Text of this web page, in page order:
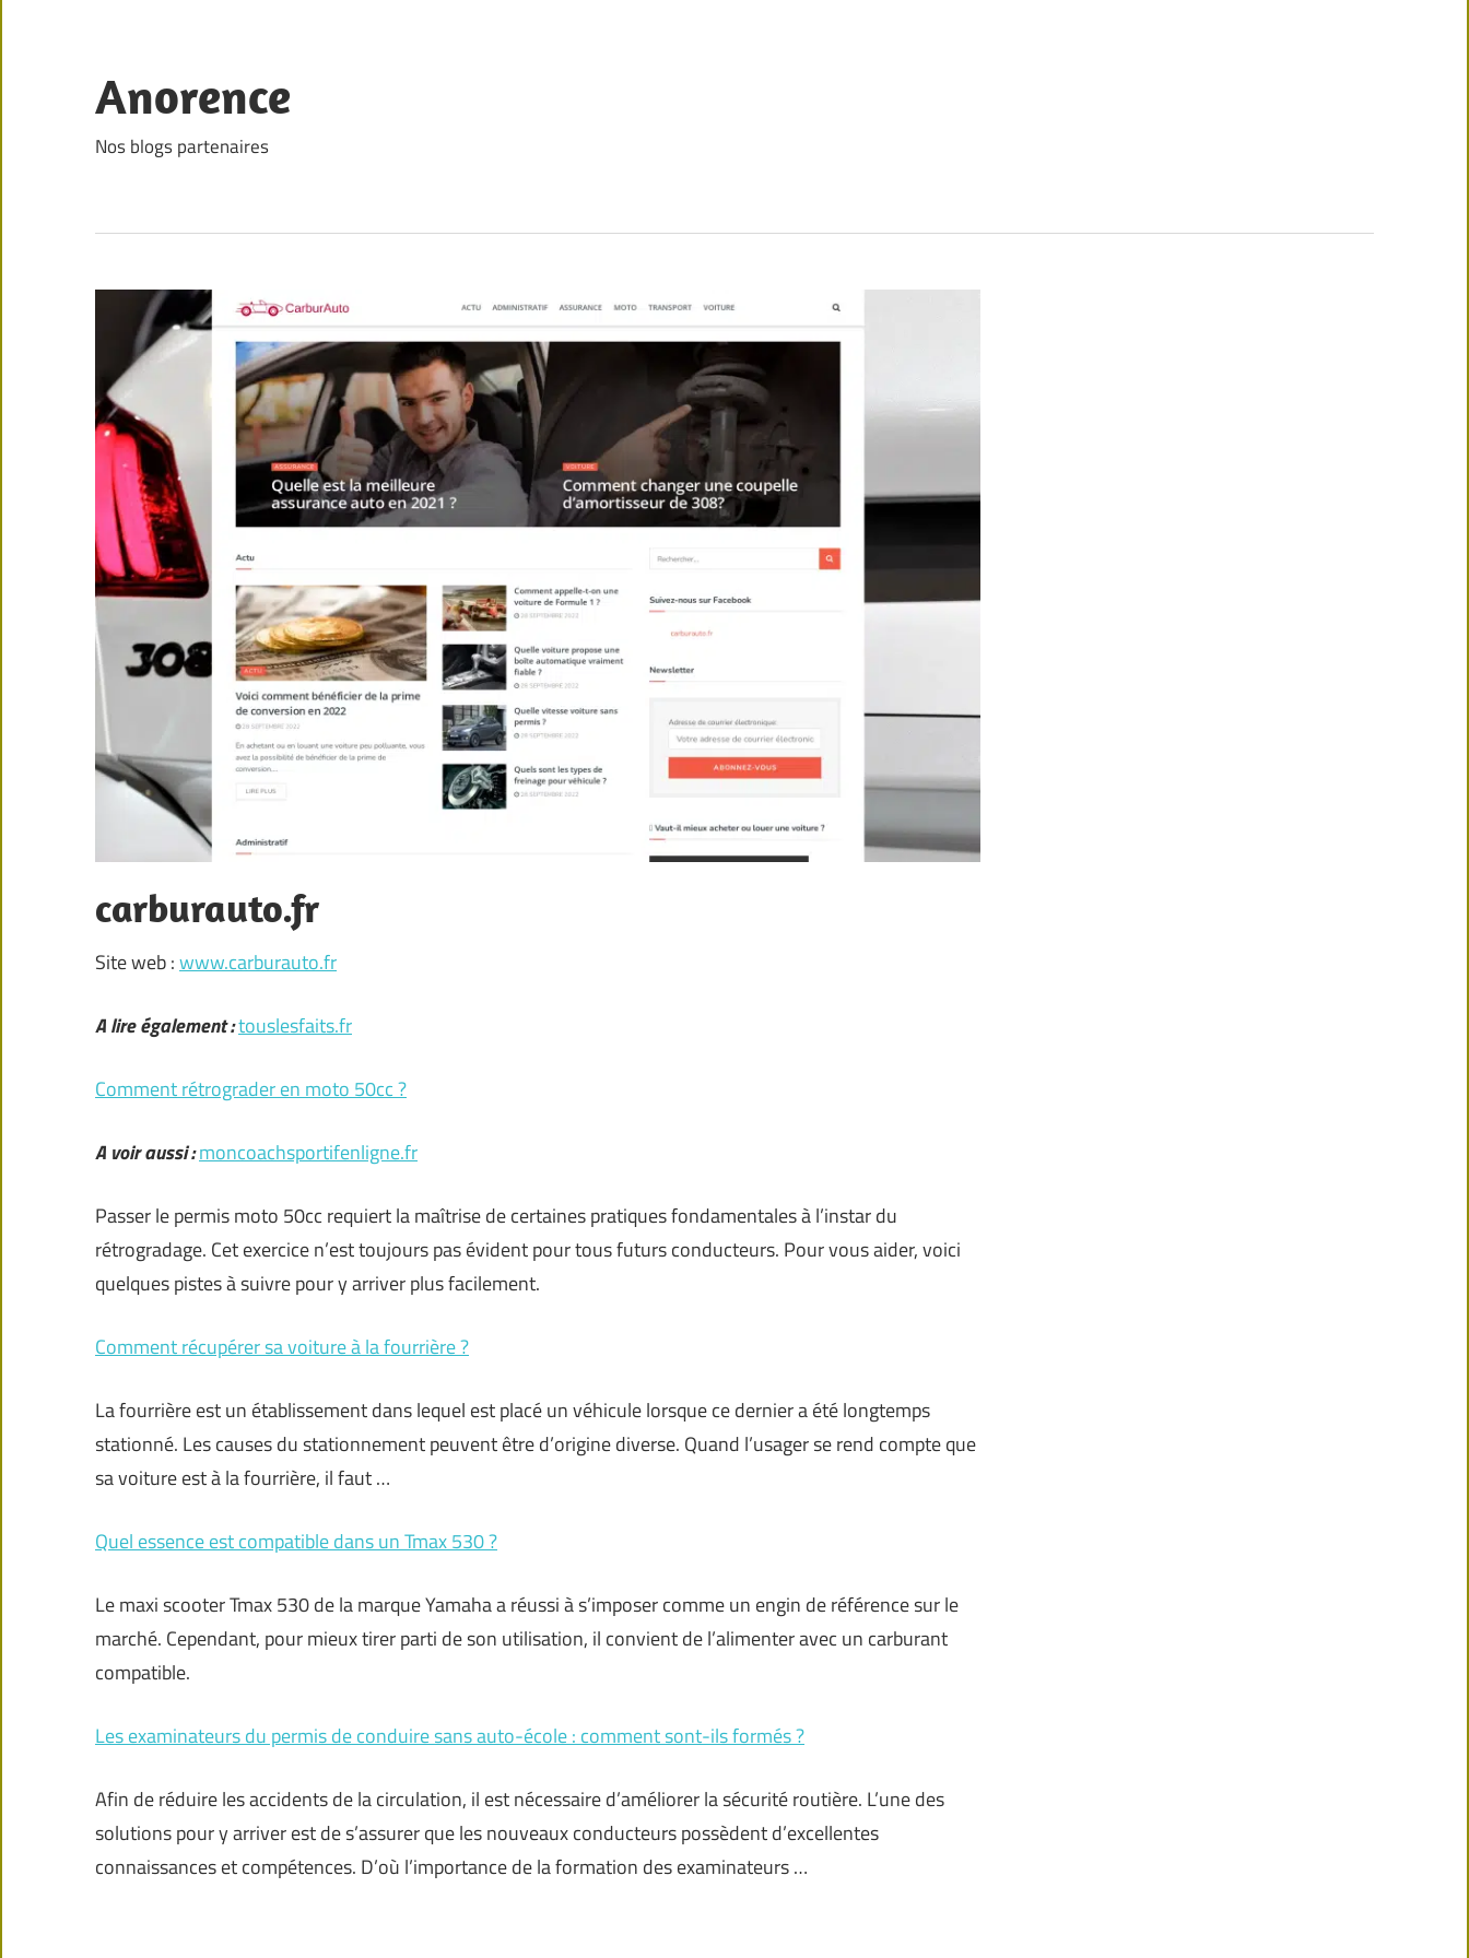
content
Anorence
Nos blogs partenaires
carburauto.fr
Site web :www.carburauto.fr
A lire également :touslesfaits.fr
Comment rétrograder en moto 50cc ?
A voir aussi :moncoachsportifenligne.fr
Passer le permis moto 50cc requiert la maîtrise de certaines pratiques fondamentales à l’instar du
rétrogradage. Cet exercice n’est toujours pas évident pour tous futurs conducteurs. Pour vous aider, voici
quelques pistes à suivre pour y arriver plus facilement.
Comment récupérer sa voiture à la fourrière ?
La fourrière est un établissement dans lequel est placé un véhicule lorsque ce dernier a été longtemps
stationné. Les causes du stationnement peuvent être d’origine diverse. Quand l’usager se rend compte que
sa voiture est à la fourrière, il faut …
Quel essence est compatible dans un Tmax 530 ?
Le maxi scooter Tmax 530 de la marque Yamaha a réussi à s’imposer comme un engin de référence sur le
marché. Cependant, pour mieux tirer parti de son utilisation, il convient de l’alimenter avec un carburant
compatible.
Les examinateurs du permis de conduire sans auto-école : comment sont-ils formés ?
Afin de réduire les accidents de la circulation, il est nécessaire d’améliorer la sécurité routière. L’une des
solutions pour y arriver est de s’assurer que les nouveaux conducteurs possèdent d’excellentes
connaissances et compétences. D’où l’importance de la formation des examinateurs …